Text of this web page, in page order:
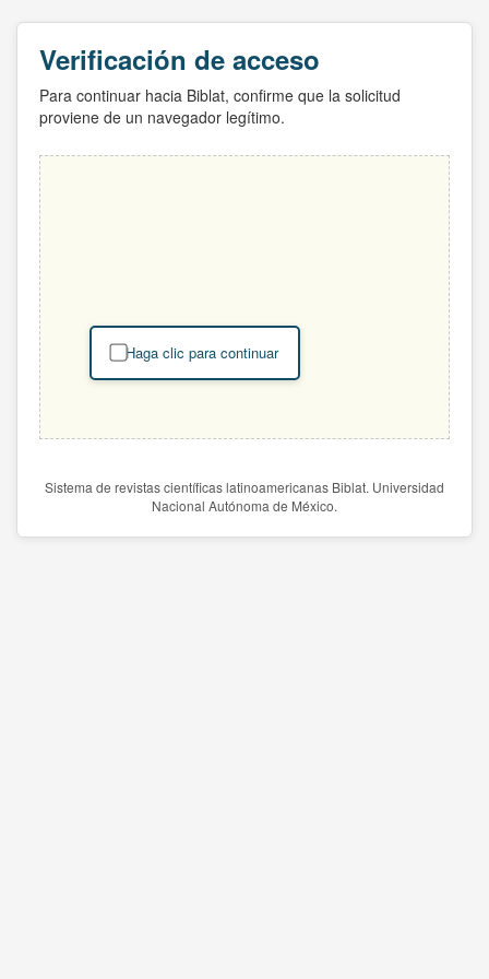
Verificación de acceso
Para continuar hacia Biblat, confirme que la solicitud
proviene de un navegador legítimo.
Haga clic para continuar
Sistema de revistas científicas latinoamericanas Biblat. Universidad
Nacional Autónoma de México.